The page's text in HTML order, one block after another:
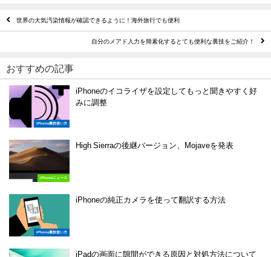
世界の大気汚染情報が確認できるように！海外旅行でも便利
自分のメアド入力を簡素化するとても便利な裏技をご紹介！
おすすめの記事
iPhone裏技使い方
iPhoneのイコライザを設定してもっと聞きやすく好
みに調整
iPhoneニュース
High Sierraの後継バージョン、Mojaveを発表
iPhone裏技使い方
iPhoneの純正カメラを使って翻訳する方法
iPadの画面に隙間ができる原因と対処方法について